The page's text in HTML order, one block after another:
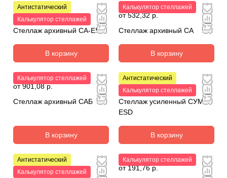
Антистатический
Калькулятор стеллажей
от 781,20 р.
Стеллаж архивный CA-ESD
В корзину
Калькулятор стеллажей
от 532,32 р.
Стеллаж архивный СА
В корзину
Калькулятор стеллажей
от 901,08 р.
Стеллаж архивный САБ
В корзину
Антистатический
Калькулятор стеллажей
от 2 003,64 р.
Стеллаж усиленный СУМ-
ESD
В корзину
Антистатический
Калькулятор стеллажей
от 1 032,72 р.
Калькулятор стеллажей
от 191,76 р.